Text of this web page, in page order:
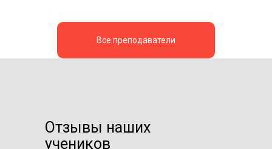
Все преподаватели
Отзывы наших
учеников